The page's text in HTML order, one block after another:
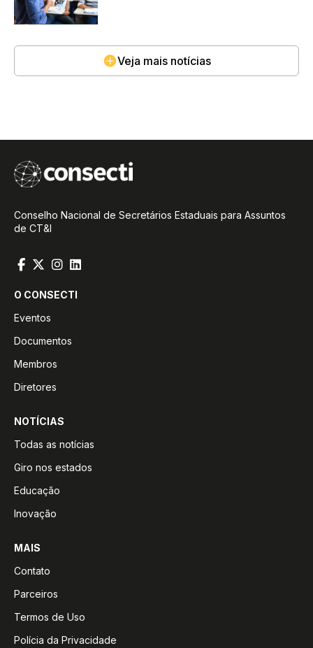
Veja mais notícias
Conselho Nacional de Secretários Estaduais para Assuntos
de CT&I
O CONSECTI
Eventos
Documentos
Membros
Diretores
NOTÍCIAS
Todas as notícias
Giro nos estados
Educação
Inovação
MAIS
Contato
Parceiros
Termos de Uso
Polícia da Privacidade